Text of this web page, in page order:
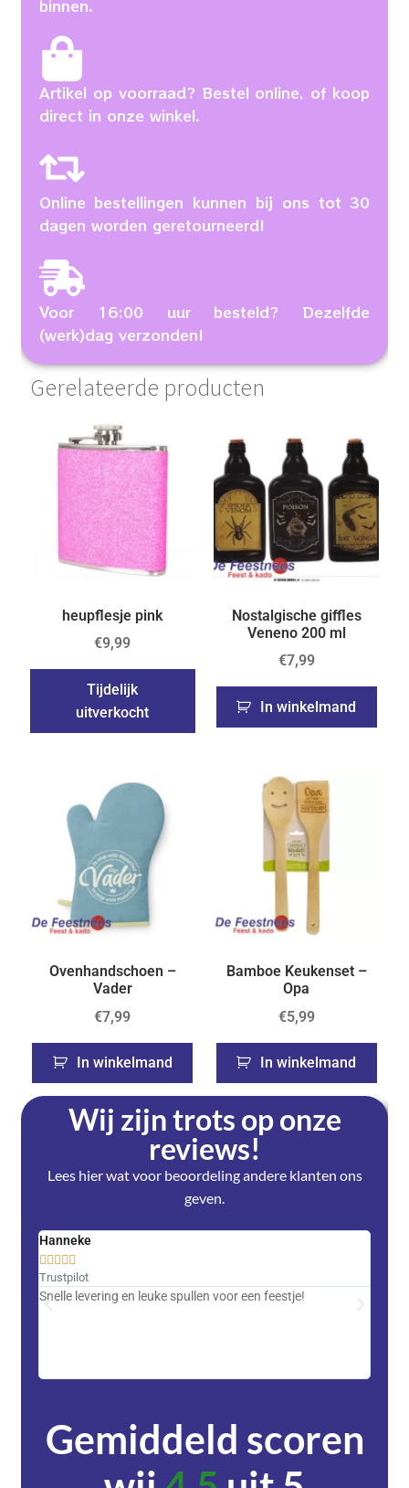
binnen.
Artikel op voorraad? Bestel online, of koop
direct in onze winkel.
Online bestellingen kunnen bij ons tot 30
dagen worden geretourneerd!
Voor 16:00 uur besteld? Dezelfde
(werk)dag verzonden!
Gerelateerde producten
heupflesje pink
€9,99
Tijdelijk
uitverkocht
Nostalgische giffles
Veneno 200 ml
€7,99
In winkelmand
Ovenhandschoen –
Vader
€7,99
In winkelmand
Bamboe Keukenset –
Opa
€5,99
In winkelmand
Wij zijn trots op onze
reviews!
Lees hier wat voor beoordeling andere klanten ons
geven.
Hanneke

Trustpilot
Snelle levering en leuke spullen voor een feestje!
Gemiddeld scoren